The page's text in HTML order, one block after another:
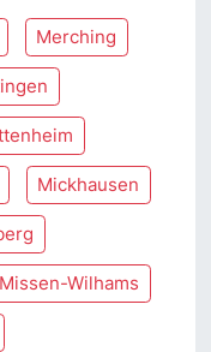
Merching
Mickhausen
Missen-Wilhams